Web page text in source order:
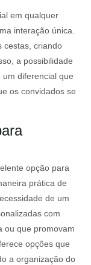
em qualquer
interação única.
cestas, criando
a possibilidade
diferencial que
os convidados se
opção para
prática de
de um
com
ou que promovam
opções que
a organização do